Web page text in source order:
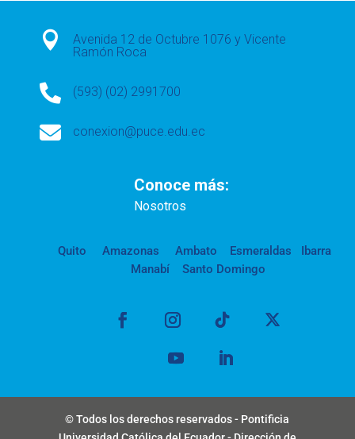

Avenida 12 de Octubre 1076 y Vicente
Ramón Roca
 (593) (02) 2991700
 conexion@puce.edu.ec
Conoce más:
Nosotros
Quito Amazonas Ambato Esmeraldas
Ibarra
Manabí
Santo Domingo
© Todos los derechos reservados - Pontificia